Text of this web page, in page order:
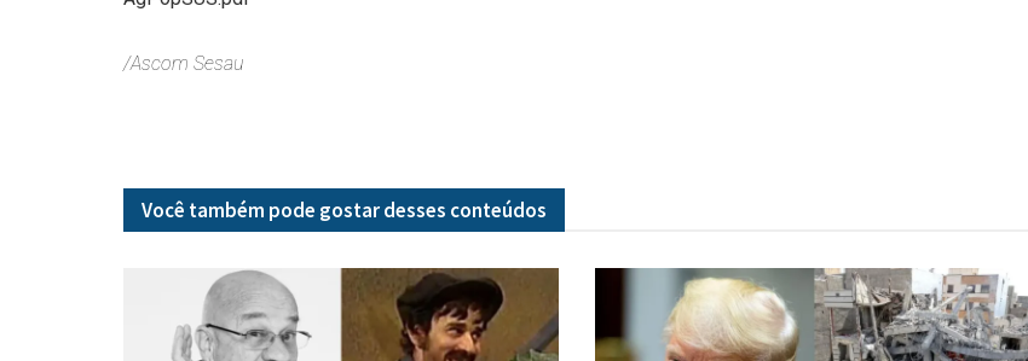
/Ascom Sesau
Você também pode gostar desses conteúdos